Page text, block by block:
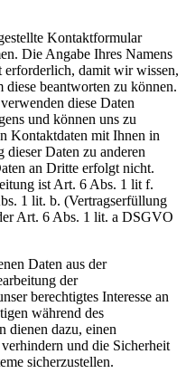
Kontaktformular
Die Angabe Ihres Namens
damit wir wissen,
beantworten zu können.
diese Daten
und können uns zu
Kontaktdaten mit Ihnen in
Daten zu anderen
an Dritte erfolgt nicht.
ist Art. 6 Abs. 1 lit f.
1 lit. b. (Vertragserfüllung
Art. 6 Abs. 1 lit. a DSGVO
Daten aus der
der
berechtigtes Interesse an
während des
dienen dazu, einen
und die Sicherheit
sicherzustellen.